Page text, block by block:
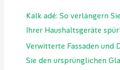
Kalk adé: So verlängern
Ihrer Haushaltsgeräte
Verwitterte Fassaden und
Sie den ursprünglichen